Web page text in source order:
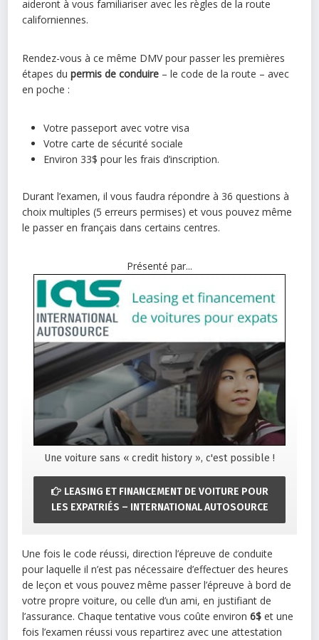
aideront à vous familiariser avec les règles de la route
californiennes.
Rendez-vous à ce même DMV pour passer les premières
étapes du permis de conduire – le code de la route – avec
en poche :
Votre passeport avec votre visa
Votre carte de sécurité sociale
Environ 33$ pour les frais d’inscription.
Durant l’examen, il vous faudra répondre à 36 questions à
choix multiples (5 erreurs permises) et vous pouvez même
le passer en français dans certains centres.
Présenté par...
Une voiture sans « credit history », c'est possible !
LEASING ET FINANCEMENT DE VOITURE POUR
LES EXPATRIÉS – INTERNATIONAL AUTOSOURCE
Une fois le code réussi, direction l’épreuve de conduite
pour laquelle il n’est pas nécessaire d’effectuer des heures
de leçon et vous pouvez même passer l’épreuve à bord de
votre propre voiture, ou celle d’un ami, en justifiant de
l’assurance. Chaque tentative vous coûte environ6$ et une
fois l’examen réussi vous repartirez avec une attestation